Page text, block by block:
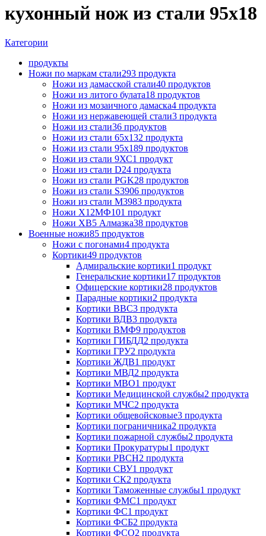
кухонный нож из стали 95х18
Категории
продукты
Ножи по маркам стали293 продукта
Ножи из дамасской стали40 продуктов
Ножи из литого булата18 продуктов
Ножи из мозаичного дамаска4 продукта
Ножи из нержавеющей стали3 продукта
Ножи из стали36 продуктов
Ножи из стали 65х132 продукта
Ножи из стали 95х189 продуктов
Ножи из стали 9ХС1 продукт
Ножи из стали D24 продукта
Ножи из стали PGK28 продуктов
Ножи из стали S3906 продуктов
Ножи из стали М3983 продукта
Ножи Х12МФ101 продукт
Ножи ХВ5 Алмазка38 продуктов
Военные ножи85 продуктов
Ножи с погонами4 продукта
Кортики49 продуктов
Адмиральские кортики1 продукт
Генеральские кортики17 продуктов
Офицерские кортики28 продуктов
Парадные кортики2 продукта
Кортики ВВС3 продукта
Кортики ВДВ3 продукта
Кортики ВМФ9 продуктов
Кортики ГИБДД2 продукта
Кортики ГРУ2 продукта
Кортики ЖДВ1 продукт
Кортики МВД2 продукта
Кортики МВО1 продукт
Кортики Медицинской службы2 продукта
Кортики МЧС2 продукта
Кортики общевойсковые3 продукта
Кортики пограничника2 продукта
Кортики пожарной службы2 продукта
Кортики Прокуратуры1 продукт
Кортики РВСН2 продукта
Кортики СВУ1 продукт
Кортики СК2 продукта
Кортики Таможенные службы1 продукт
Кортики ФМС1 продукт
Кортики ФС1 продукт
Кортики ФСБ2 продукта
Кортики ФСО2 продукта